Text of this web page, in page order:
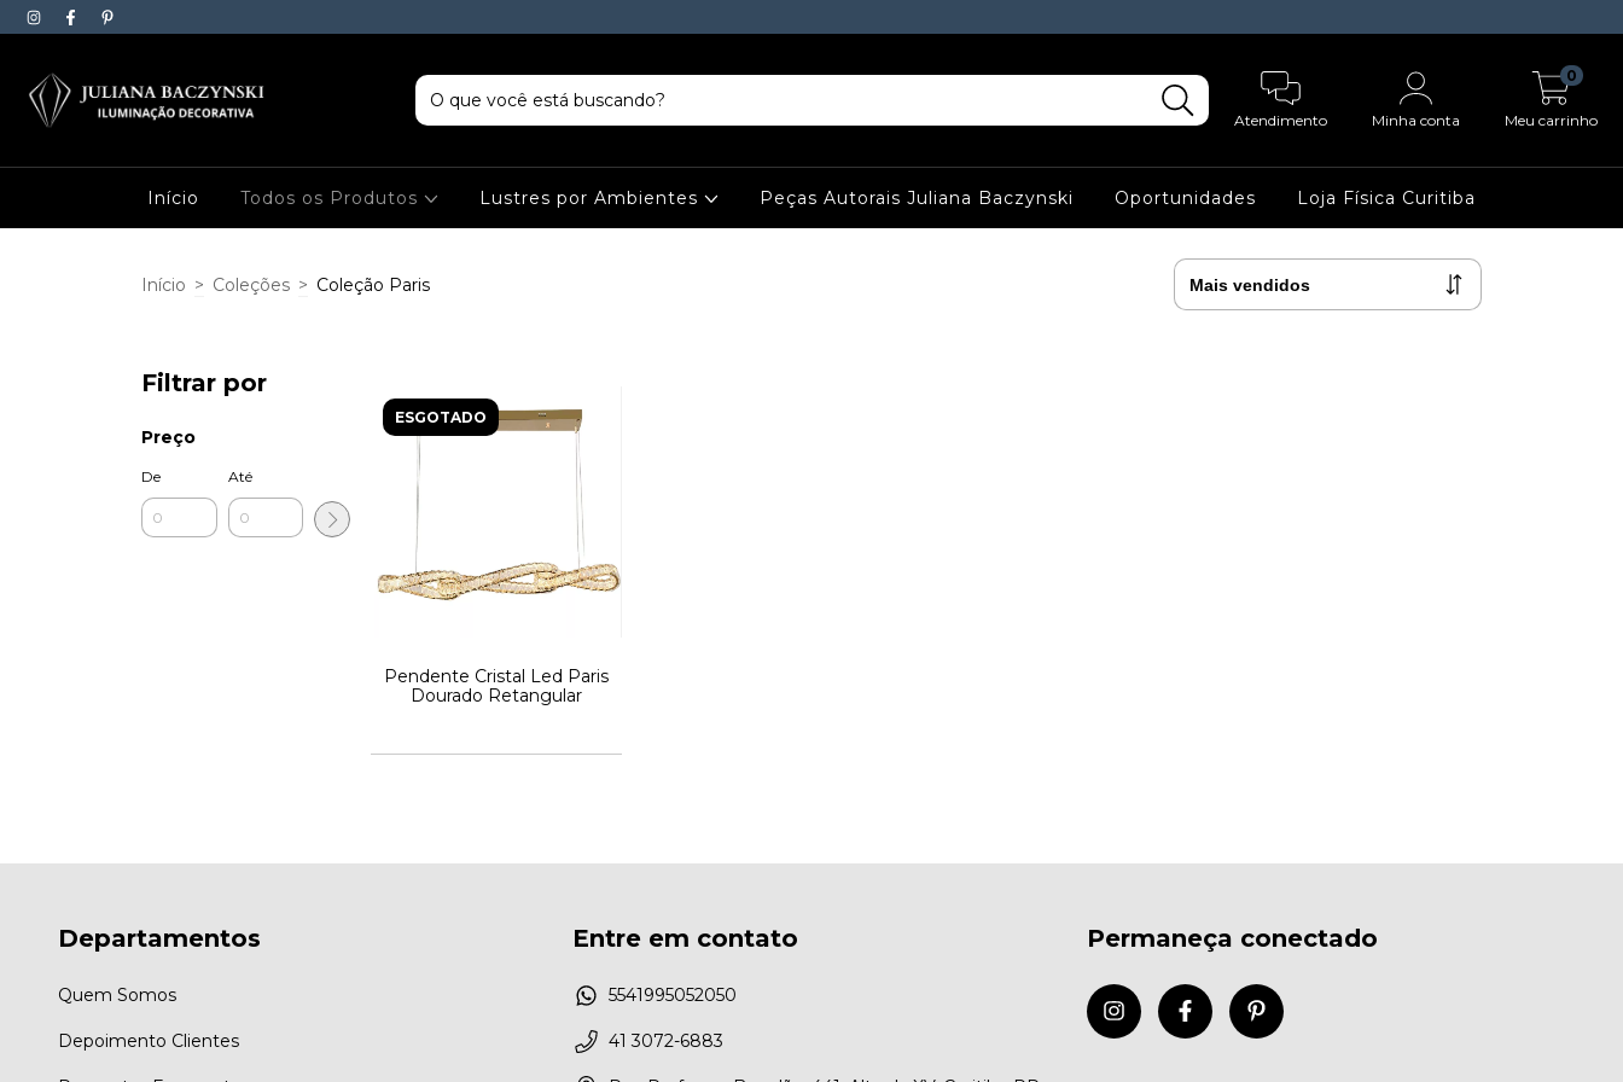
Atendimento Minha conta Meu carrinho
0
Início Todos os Produtos Lustres por Ambientes Peças Autorais Juliana Baczynski Oportunidades Loja Física Curitiba
Início > Coleções > Coleção Paris
Filtrar por
Preço
De Até
ESGOTADO
Pendente Cristal Led Paris
Dourado Retangular
Departamentos
Quem Somos
Depoimento Clientes
Entre em contato
5541995052050
41 3072-6883
Permaneça conectado